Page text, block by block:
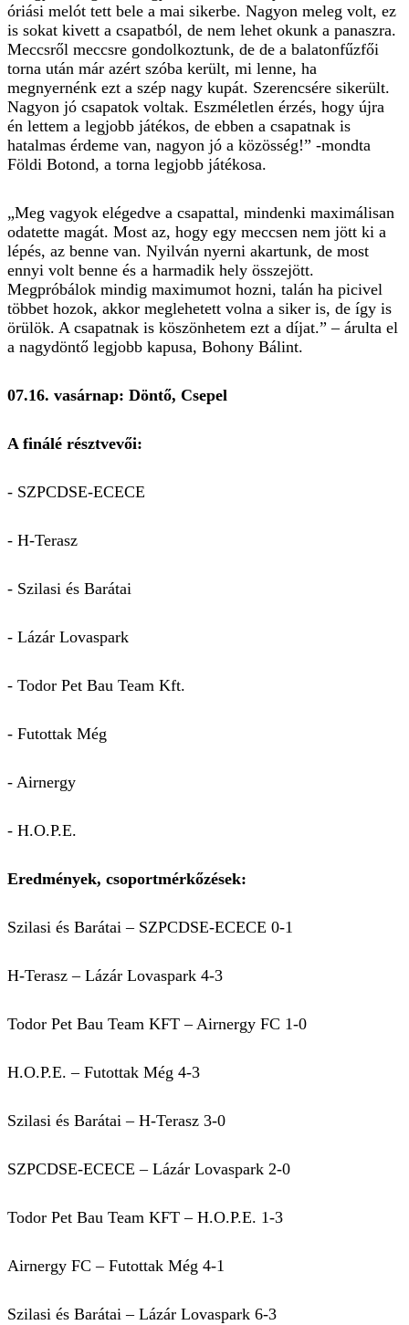
óriási melót tett bele a mai sikerbe. Nagyon meleg volt, ez
is sokat kivett a csapatból, de nem lehet okunk a panaszra.
Meccsről meccsre gondolkoztunk, de de a balatonfűzfői
torna után már azért szóba került, mi lenne, ha
megnyernénk ezt a szép nagy kupát. Szerencsére sikerült.
Nagyon jó csapatok voltak. Eszméletlen érzés, hogy újra
én lettem a legjobb játékos, de ebben a csapatnak is
hatalmas érdeme van, nagyon jó a közösség!” -mondta
Földi Botond, a torna legjobb játékosa.
„Meg vagyok elégedve a csapattal, mindenki maximálisan
odatette magát. Most az, hogy egy meccsen nem jött ki a
lépés, az benne van. Nyilván nyerni akartunk, de most
ennyi volt benne és a harmadik hely összejött.
Megpróbálok mindig maximumot hozni, talán ha picivel
többet hozok, akkor meglehetett volna a siker is, de így is
örülök. A csapatnak is köszönhetem ezt a díjat.” – árulta el
a nagydöntő legjobb kapusa, Bohony Bálint.
07.16. vasárnap: Döntő, Csepel
A finálé résztvevői:
- SZPCDSE-ECECE
- H-Terasz
- Szilasi és Barátai
- Lázár Lovaspark
- Todor Pet Bau Team Kft.
- Futottak Még
- Airnergy
- H.O.P.E.
Eredmények, csoportmérkőzések:
Szilasi és Barátai – SZPCDSE-ECECE 0-1
H-Terasz – Lázár Lovaspark 4-3
Todor Pet Bau Team KFT – Airnergy FC 1-0
H.O.P.E. – Futottak Még 4-3
Szilasi és Barátai – H-Terasz 3-0
SZPCDSE-ECECE – Lázár Lovaspark 2-0
Todor Pet Bau Team KFT – H.O.P.E. 1-3
Airnergy FC – Futottak Még 4-1
Szilasi és Barátai – Lázár Lovaspark 6-3